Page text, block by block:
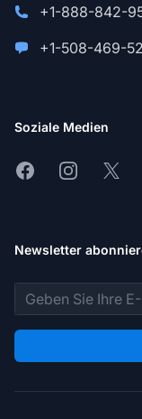
+1-888-842-
+1-508-469-
Soziale Medien
FacebookInstagram
X
Newsletter
E-Mail-Adresse